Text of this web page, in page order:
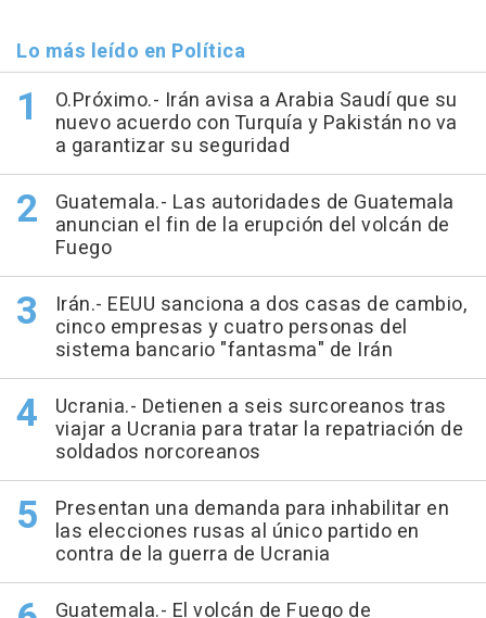
Lo más leído en Política
O.Próximo.- Irán avisa a Arabia Saudí que su
nuevo acuerdo con Turquía y Pakistán no va
a garantizar su seguridad
Guatemala.- Las autoridades de Guatemala
anuncian el fin de la erupción del volcán de
Fuego
Irán.- EEUU sanciona a dos casas de cambio,
cinco empresas y cuatro personas del
sistema bancario "fantasma" de Irán
Ucrania.- Detienen a seis surcoreanos tras
viajar a Ucrania para tratar la repatriación de
soldados norcoreanos
Presentan una demanda para inhabilitar en
las elecciones rusas al único partido en
contra de la guerra de Ucrania
Guatemala.- El volcán de Fuego de